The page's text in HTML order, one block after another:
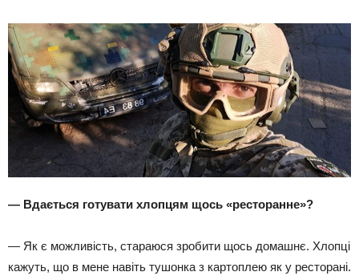
— Вдається готувати хлопцям щось «ресторанне»?
— Як є можливість, стараюся зробити щось домашнє. Хлопці
кажуть, що в мене навіть тушонка з картоплею як у ресторані.